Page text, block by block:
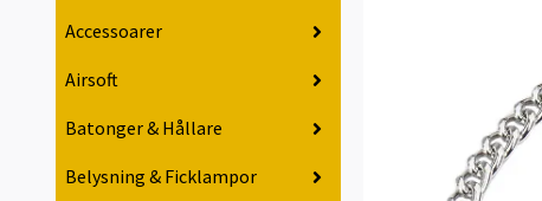
Accessoarer
Airsoft
Batonger & Hållare
Belysning & Ficklampor